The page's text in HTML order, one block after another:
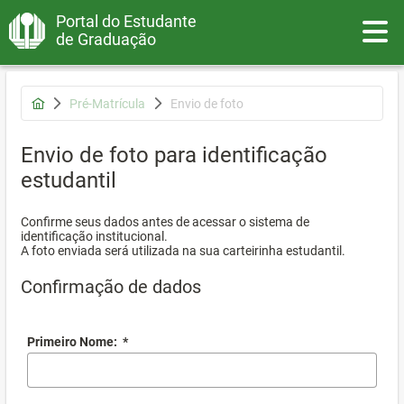
Portal do Estudante
de Graduação
Pré-Matrícula Envio de foto
Envio de foto para identificação
estudantil
Confirme seus dados antes de acessar o sistema de
identificação institucional.
A foto enviada será utilizada na sua carteirinha estudantil.
Confirmação de dados
Primeiro Nome: *